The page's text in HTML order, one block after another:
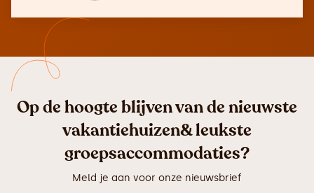
Op de hoogte blijven van de nieuwste
vakantiehuizen& leukste
groepsaccommodaties?
Meld je aan voor onze nieuwsbrief